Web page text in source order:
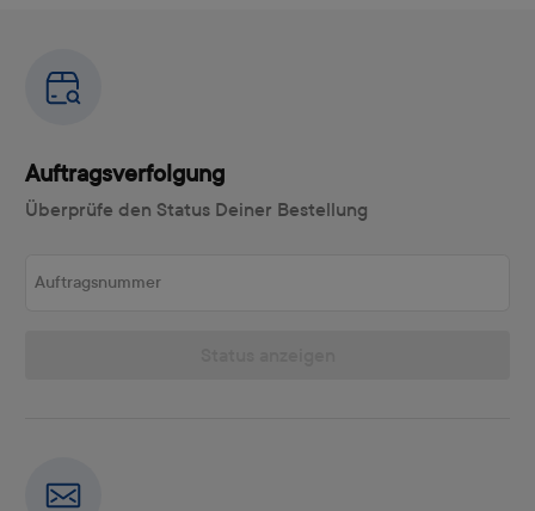
Auftragsverfolgung
Überprüfe den Status Deiner Bestellung